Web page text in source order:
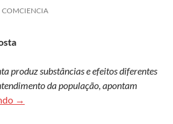
COMCIENCIA
produz substâncias e efeitos diferentes
da população, apontam
Maconha como remédio?
→